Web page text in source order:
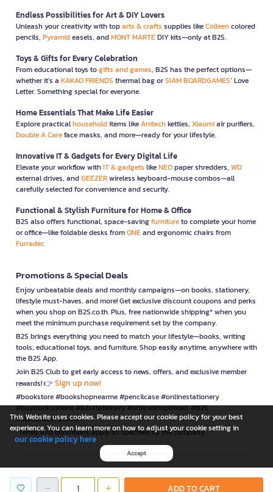
ADD TO CART
Endless Possibilities for Art & DIY Lovers
Unleash your creativity with toparts & crafts supplies likeColleencolored
pencils, Pyramideasels, andMONT MARTEDIY kits—only at B2S.
Toys & Gifts for Every Celebration
From educational toys togifts and games, B2S has the perfect options—
whether it’s a KAKAO FRIENDS thermal bag orSIAM BOARDGAMES’ Love
Letter. Something special for everyone.
Home Essentials That Make Life Easier
Explore practicalhouseholditems likeAnitechkettles, Xiaomiair purifiers,
Double A Careface masks, and more—ready for your lifestyle.
Innovative IT & Gadgets for Every Digital Life
Elevate your workflow withIT & gadgets likeNEOpaper shredders, WD
external drives, andGEEZERwireless keyboard-mouse combos—all
carefully selected for convenience and security.
Functional & Stylish Furniture for Home & Office
B2S also offers functional, space-savingfurnitureto complete your home
or office—like foldable desks fromONEand ergonomic chairs from
Furradec
Promotions & Special Deals
Enjoy unbeatable deals and monthly campaigns—on books, stationery,
lifestyle must-haves, and more! Get exclusive discount coupons and perks
when you shop on B2S.co.th. Plus, free nationwide shipping* when you
meet the minimum purchase requirement set by the company.
B2S brings everything you need to match your lifestyle—books, writing
tools, educational toys, and furniture. Shop easily anytime, anywhere with
the B2S App.
Join B2S Club to get early access to news, offers, and exclusive member
rewards! 👉 Sign up now!
#bookstore #bookshopnearme #pencilcase #onlinestationery
#buybooksonline #b2sstationery #onlineshopbooks #B2S
#stationerynearme
*Terms and conditions apply as specified by the company.
is a company operating under
This Website uses cookies. Please accept our cookie policy for your best
experience. You can learn more on how to adjust your cookie setting in
our cookie policy here
Accept